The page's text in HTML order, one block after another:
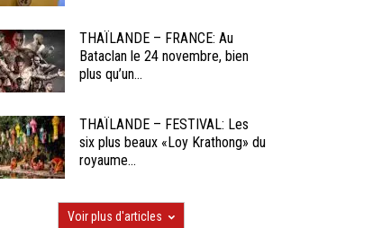
THAÏLANDE – FRANCE: Au
Bataclan le 24 novembre, bien
plus qu’un...
THAÏLANDE – FESTIVAL: Les
six plus beaux «Loy Krathong» du
royaume...
Voir plus d'articles